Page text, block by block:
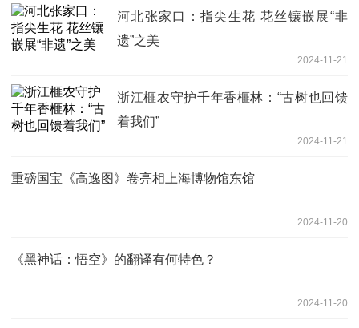
河北张家口：指尖生花 花丝镶嵌展“非
遗”之美
2024-11-21
浙江榧农守护千年香榧林：“古树也回馈
着我们”
2024-11-21
重磅国宝《高逸图》卷亮相上海博物馆东馆
2024-11-20
《黑神话：悟空》的翻译有何特色？
2024-11-20